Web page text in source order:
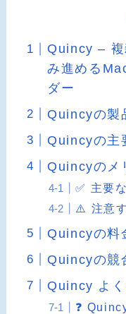
Quincy – 複
み進める
ダー
Quincyの製
Quincyの主
Quincyのメ
✅ 主要
⚠️ 注意
Quincyの料
Quincyの競
Quincy よ
❓